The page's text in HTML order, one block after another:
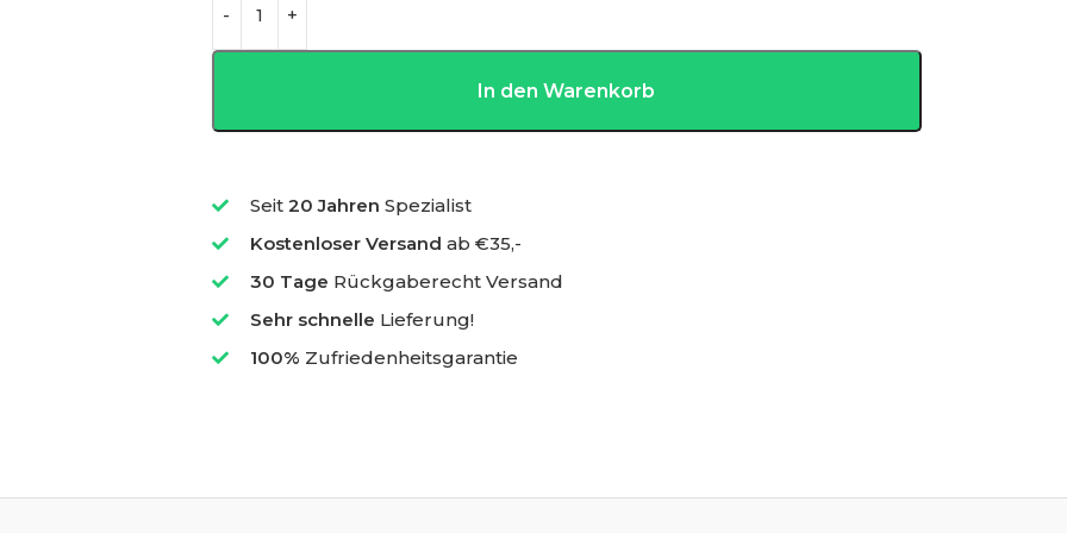
In den Warenkorb
Seit20 Jahren Spezialist
Kostenloser Versand ab €35,-
30 Tage Rückgaberecht Versand
Sehr schnelle Lieferung!
100% Zufriedenheitsgarantie